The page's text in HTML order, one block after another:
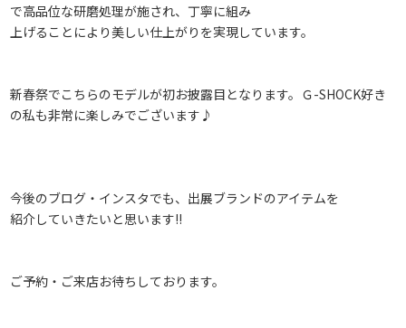
で高品位な研磨処理が施され、丁寧に組み
上げることにより美しい仕上がりを実現しています。
新春祭でこちらのモデルが初お披露目となります。Ｇ-SHOCK好き
の私も非常に楽しみでございます♪
今後のブログ・インスタでも、出展ブランドのアイテムを
紹介していきたいと思います!!
ご予約・ご来店お待ちしております。